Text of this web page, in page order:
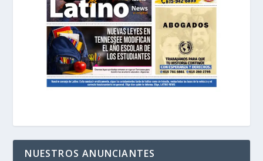
NUESTROS ANUNCIANTES